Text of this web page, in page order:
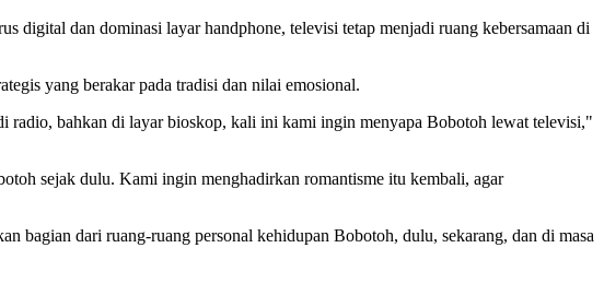
digital dan dominasi layar handphone, televisi tetap menjadi ruang kebersamaan di
yang berakar pada tradisi dan nilai emosional.
radio, bahkan di layar bioskop, kali ini kami ingin menyapa Bobotoh lewat televisi,"
sejak dulu. Kami ingin menghadirkan romantisme itu kembali, agar
bagian dari ruang-ruang personal kehidupan Bobotoh, dulu, sekarang, dan di masa